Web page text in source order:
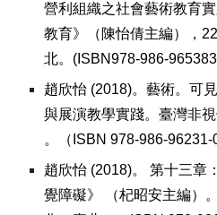
營利組織之社會藝術教育
教育》（陳怡倩主編），
北。(ISBN978-986-
趙欣怡 (2018)。藝術。可
與展演教學實踐。臺灣非
。（ISBN 978-986-96231-
趙欣怡 (2018)。 第十三章
覺障礙》 （杞昭安主編）